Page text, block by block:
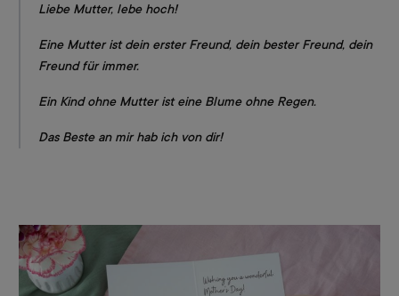
Liebe Mutter, lebe hoch!
Eine Mutter ist dein erster Freund, dein bester Freund, dein
Freund für immer.
Ein Kind ohne Mutter ist eine Blume ohne Regen.
Das Beste an mir hab ich von dir!